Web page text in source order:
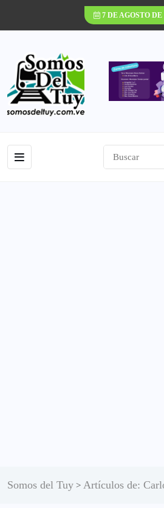
7 DE AGOSTO DE
Somos del Tuy > Artículos de: